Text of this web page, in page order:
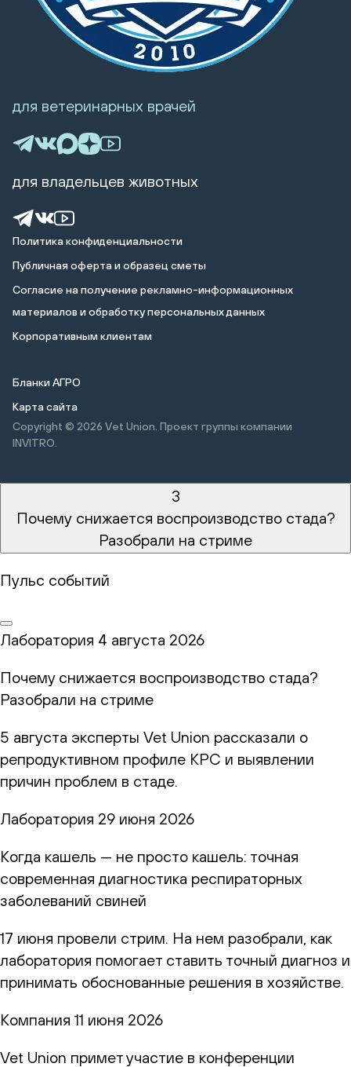
Политика конфиденциальности
Публичная оферта и образец сметы
Cогласие на получение рекламно-информационных
материалов и обработку персональных данных
Корпоративным клиентам
Бланки АГРО
Карта сайта
Copyright © 2026 Vet Union. Проект группы компании
INVITRO.
для ветеринарных врачей
для владельцев животных
3
Почему снижается воспроизводство стада?
Разобрали на стриме
Пульс событий
Лаборатория 4 августа 2026
Почему снижается воспроизводство стада?
Разобрали на стриме
5 августа эксперты Vet Union рассказали о
репродуктивном профиле КРС и выявлении
причин проблем в стаде.
Лаборатория 29 июня 2026
Когда кашель — не просто кашель: точная
современная диагностика респираторных
заболеваний свиней
17 июня провели стрим. На нем разобрали, как
лаборатория помогает ставить точный диагноз и
принимать обоснованные решения в хозяйстве.
Компания 11 июня 2026
Vet Union примет участие в конференции